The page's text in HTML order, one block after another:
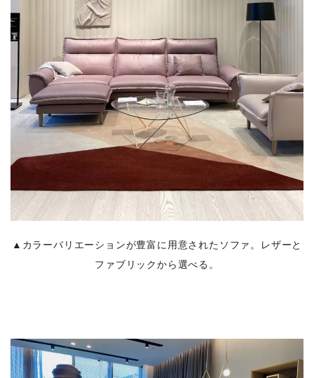
▲カラーバリエーションが豊富に用意されたソファ。レザーと
ファブリックから選べる。